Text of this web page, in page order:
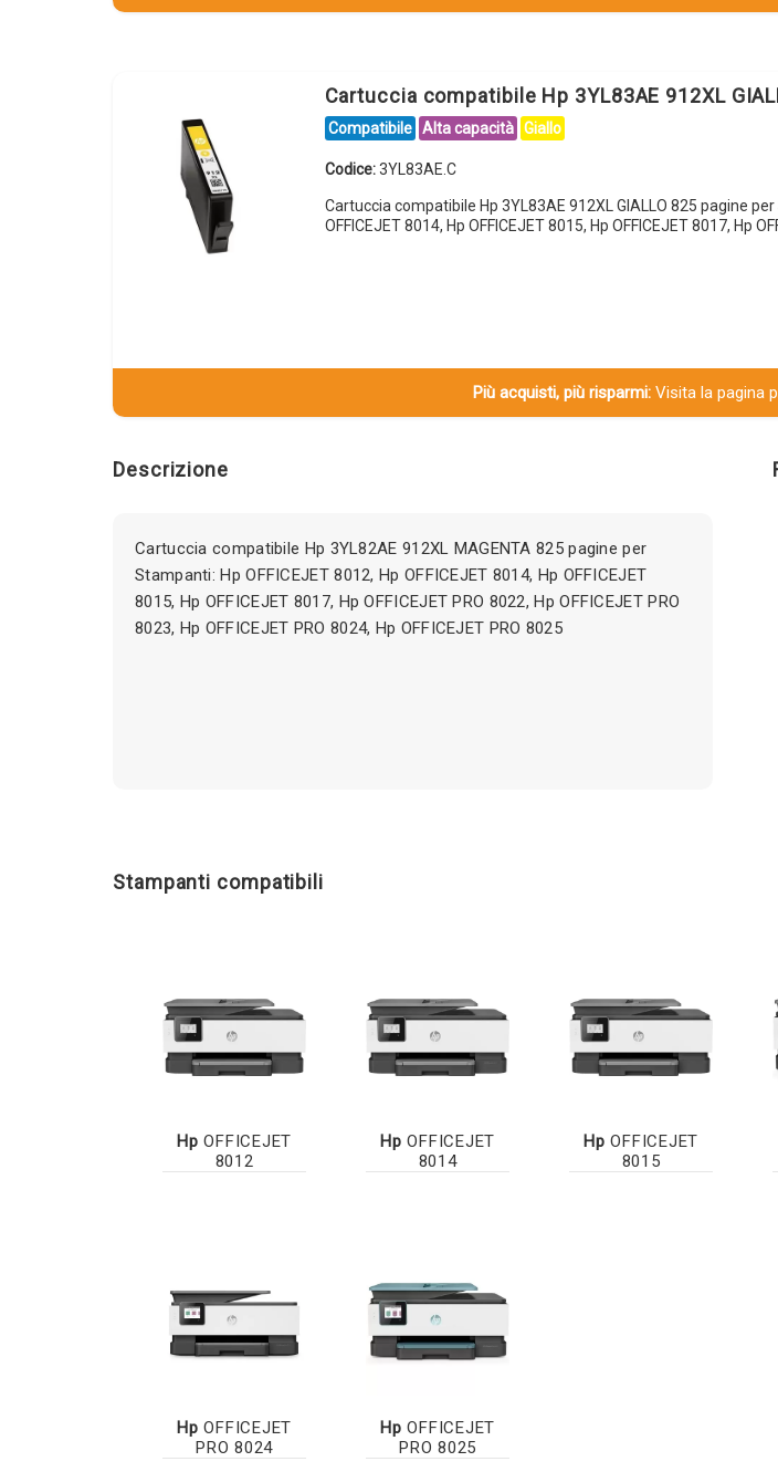
Cartuccia compatibile Hp 3YL83AE 912XL
Compatibile Alta capacità Giallo
Codice:3YL83AE.C
Cartuccia compatibile Hp 3YL83AE 912XL GIALLO 825 pagine
OFFICEJET 8014, Hp OFFICEJET 8015, Hp OFFICEJET 8017, Hp
Più acquisti, più risparmi:Visita la pagina
Descrizione
Cartuccia compatibile Hp 3YL82AE 912XL MAGENTA 825 pagine per
Stampanti: Hp OFFICEJET 8012, Hp OFFICEJET 8014, Hp OFFICEJET
8015, Hp OFFICEJET 8017, Hp OFFICEJET PRO 8022, Hp OFFICEJET PRO
8023, Hp OFFICEJET PRO 8024, Hp OFFICEJET PRO 8025
Stampanti compatibili
Hp OFFICEJET
8012
Hp OFFICEJET
8014
Hp OFFICEJET
8015
Hp OFFICEJET
PRO 8024
Hp OFFICEJET
PRO 8025